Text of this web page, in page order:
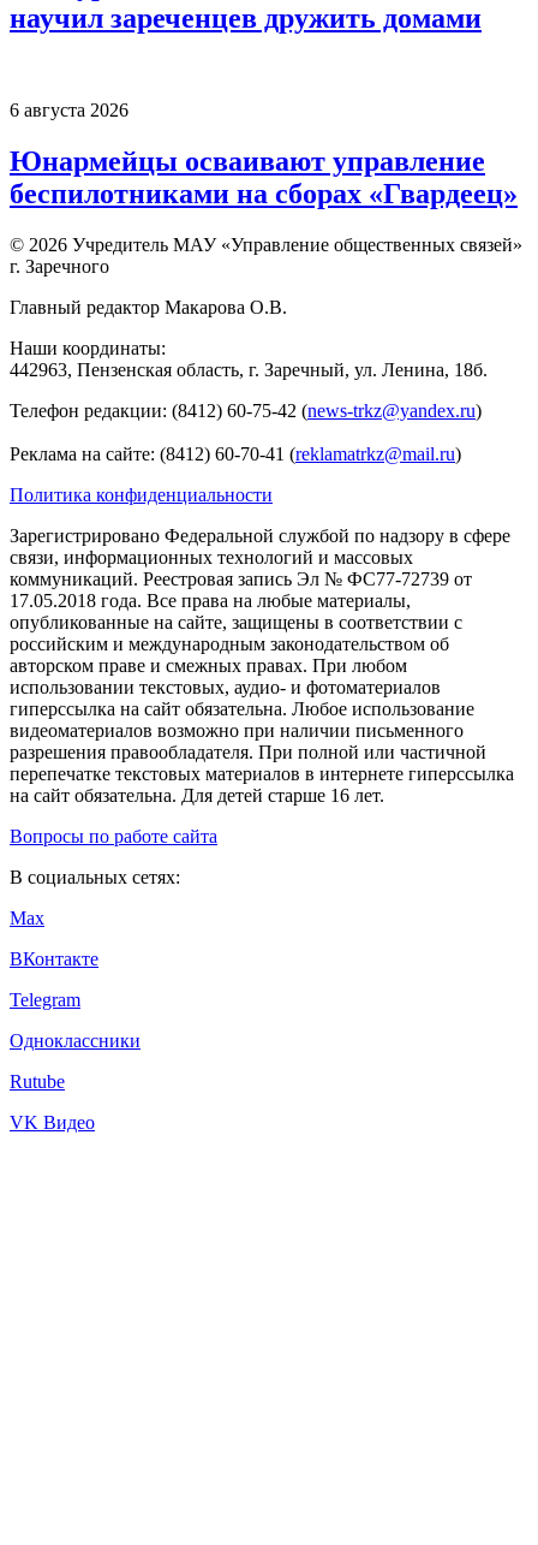
научил зареченцев дружить домами
6 августа 2026
Юнармейцы осваивают управление
беспилотниками на сборах «Гвардеец»
© 2026 Учредитель МАУ «Управление общественных связей»
г. Заречного
Главный редактор Макарова О.В.
Наши координаты:
442963, Пензенская область, г. Заречный, ул. Ленина, 18б.
Телефон редакции: (8412) 60-75-42 (news-trkz@yandex.ru)
Реклама на сайте: (8412) 60-70-41 (reklamatrkz@mail.ru)
Политика конфиденциальности
Зарегистрировано Федеральной службой по надзору в сфере
связи, информационных технологий и массовых
коммуникаций. Реестровая запись Эл № ФС77-72739 от
17.05.2018 года. Все права на любые материалы,
опубликованные на сайте, защищены в соответствии с
российским и международным законодательством об
авторском праве и смежных правах. При любом
использовании текстовых, аудио- и фотоматериалов
гиперссылка на сайт обязательна. Любое использование
видеоматериалов возможно при наличии письменного
разрешения правообладателя. При полной или частичной
перепечатке текстовых материалов в интернете гиперссылка
на сайт обязательна. Для детей старше 16 лет.
Вопросы по работе сайта
В социальных сетях:
Max
ВКонтакте
Telegram
Одноклассники
Rutube
VK Видео